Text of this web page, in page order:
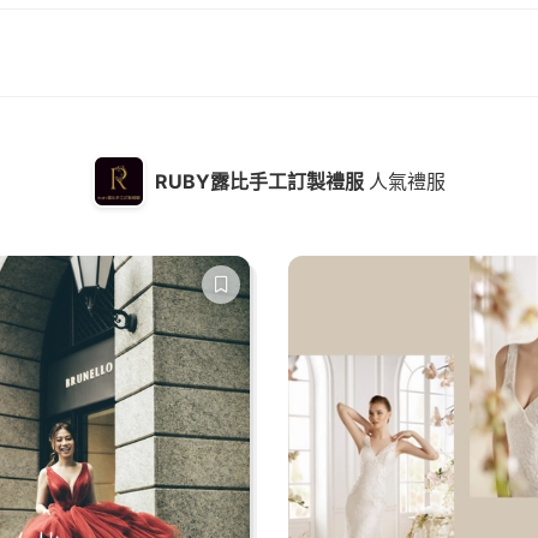
RUBY露比手工訂製禮服 人氣禮服